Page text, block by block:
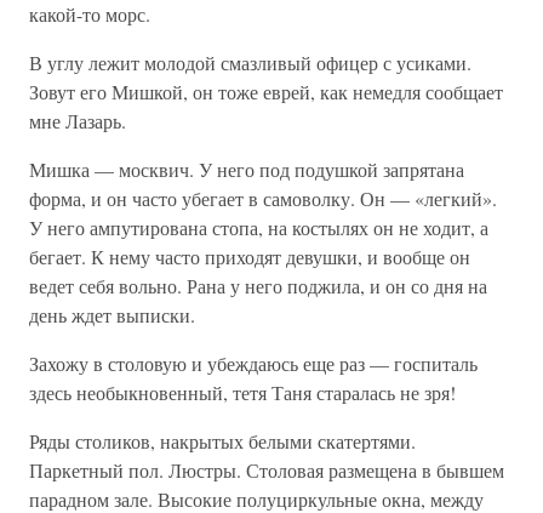
какой-то морс.
В углу лежит молодой смазливый офицер с усиками.
Зовут его Мишкой, он тоже еврей, как немедля сообщает
мне Лазарь.
Мишка — москвич. У него под подушкой запрятана
форма, и он часто убегает в самоволку. Он — «легкий».
У него ампутирована стопа, на костылях он не ходит, а
бегает. К нему часто приходят девушки, и вообще он
ведет себя вольно. Рана у него поджила, и он со дня на
день ждет выписки.
Захожу в столовую и убеждаюсь еще раз — госпиталь
здесь необыкновенный, тетя Таня старалась не зря!
Ряды столиков, накрытых белыми скатертями.
Паркетный пол. Люстры. Столовая размещена в бывшем
парадном зале. Высокие полуциркульные окна, между